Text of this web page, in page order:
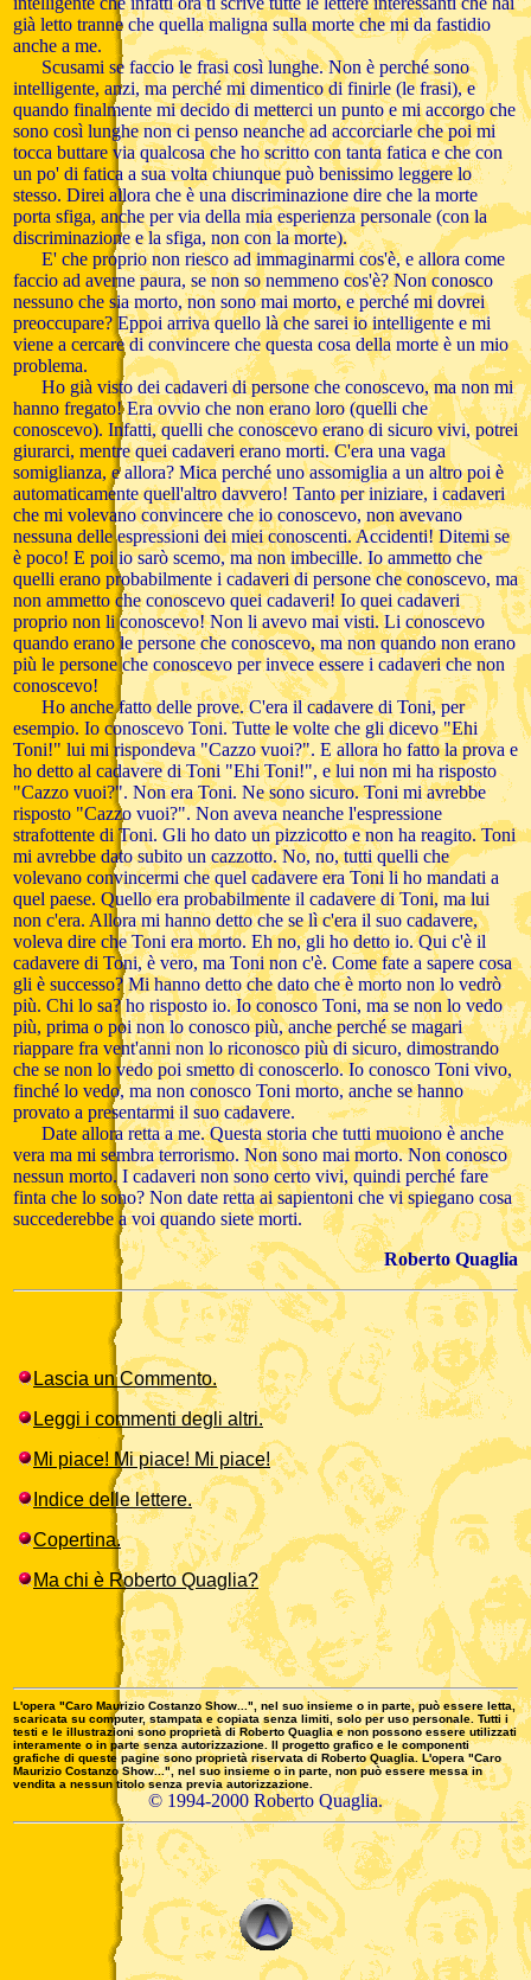
già letto tranne che quella maligna sulla morte che mi da fastidio
anche a me.
Scusami se faccio le frasi così lunghe. Non è perché sono
intelligente, anzi, ma perché mi dimentico di finirle (le frasi), e
quando finalmente mi decido di metterci un punto e mi accorgo che
sono così lunghe non ci penso neanche ad accorciarle che poi mi
tocca buttare via qualcosa che ho scritto con tanta fatica e che con
un po' di fatica a sua volta chiunque può benissimo leggere lo
stesso. Direi allora che è una discriminazione dire che la morte
porta sfiga, anche per via della mia esperienza personale (con la
discriminazione e la sfiga, non con la morte).
E' che proprio non riesco ad immaginarmi cos'è, e allora come
faccio ad averne paura, se non so nemmeno cos'è? Non conosco
nessuno che sia morto, non sono mai morto, e perché mi dovrei
preoccupare? Eppoi arriva quello là che sarei io intelligente e mi
viene a cercare di convincere che questa cosa della morte è un mio
problema.
Ho già visto dei cadaveri di persone che conoscevo, ma non mi
hanno fregato! Era ovvio che non erano loro (quelli che
conoscevo). Infatti, quelli che conoscevo erano di sicuro vivi, potrei
giurarci, mentre quei cadaveri erano morti. C'era una vaga
somiglianza, e allora? Mica perché uno assomiglia a un altro poi è
automaticamente quell'altro davvero! Tanto per iniziare, i cadaveri
che mi volevano convincere che io conoscevo, non avevano
nessuna delle espressioni dei miei conoscenti. Accidenti! Ditemi se
è poco! E poi io sarò scemo, ma non imbecille. Io ammetto che
quelli erano probabilmente i cadaveri di persone che conoscevo, ma
non ammetto che conoscevo quei cadaveri! Io quei cadaveri
proprio non li conoscevo! Non li avevo mai visti. Li conoscevo
quando erano le persone che conoscevo, ma non quando non erano
più le persone che conoscevo per invece essere i cadaveri che non
conoscevo!
Ho anche fatto delle prove. C'era il cadavere di Toni, per
esempio. Io conoscevo Toni. Tutte le volte che gli dicevo "Ehi
Toni!" lui mi rispondeva "Cazzo vuoi?". E allora ho fatto la prova e
ho detto al cadavere di Toni "Ehi Toni!", e lui non mi ha risposto
"Cazzo vuoi?". Non era Toni. Ne sono sicuro. Toni mi avrebbe
risposto "Cazzo vuoi?". Non aveva neanche l'espressione
strafottente di Toni. Gli ho dato un pizzicotto e non ha reagito. Toni
mi avrebbe dato subito un cazzotto. No, no, tutti quelli che
volevano convincermi che quel cadavere era Toni li ho mandati a
quel paese. Quello era probabilmente il cadavere di Toni, ma lui
non c'era. Allora mi hanno detto che se lì c'era il suo cadavere,
voleva dire che Toni era morto. Eh no, gli ho detto io. Qui c'è il
cadavere di Toni, è vero, ma Toni non c'è. Come fate a sapere cosa
gli è successo? Mi hanno detto che dato che è morto non lo vedrò
più. Chi lo sa? ho risposto io. Io conosco Toni, ma se non lo vedo
più, prima o poi non lo conosco più, anche perché se magari
riappare fra vent'anni non lo riconosco più di sicuro, dimostrando
che se non lo vedo poi smetto di conoscerlo. Io conosco Toni vivo,
finché lo vedo, ma non conosco Toni morto, anche se hanno
provato a presentarmi il suo cadavere.
Date allora retta a me. Questa storia che tutti muoiono è anche
vera ma mi sembra terrorismo. Non sono mai morto. Non conosco
nessun morto. I cadaveri non sono certo vivi, quindi perché fare
finta che lo sono? Non date retta ai sapientoni che vi spiegano cosa
succederebbe a voi quando siete morti.
Roberto Quaglia
Lascia un Commento.
Leggi i commenti degli altri.
Mi piace! Mi piace! Mi piace!
Indice delle lettere.
Copertina.
Ma chi è Roberto Quaglia?
L'opera "Caro Maurizio Costanzo Show...", nel suo insieme o in parte, può essere letta,
scaricata su computer, stampata e copiata senza limiti, solo per uso personale. Tutti i
testi e le illustrazioni sono proprietà di Roberto Quaglia e non possono essere utilizzati
interamente o in parte senza autorizzazione. Il progetto grafico e le componenti
grafiche di queste pagine sono proprietà riservata di Roberto Quaglia. L'opera "Caro
Maurizio Costanzo Show...", nel suo insieme o in parte, non può essere messa in
vendita a nessun titolo senza previa autorizzazione.
© 1994-2000 Roberto Quaglia.